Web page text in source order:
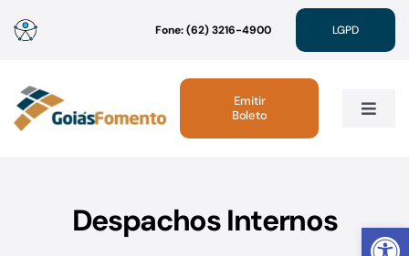
Abrir
para
conteúdo
Fone: (62) 3216-4900 LGPD
Toggle
Linhas de Crédito
Emitir
Boleto
Despachos Internos